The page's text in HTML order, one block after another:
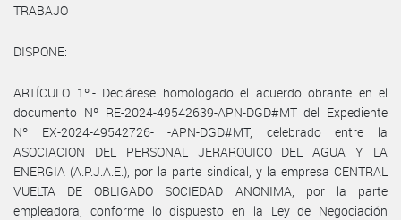
TRABAJO
DISPONE:
ARTÍCULO 1º.- Declárese homologado el acuerdo obrante en el
documento Nº RE-2024-49542639-APN-DGD#MT del Expediente
Nº EX-2024-49542726- -APN-DGD#MT, celebrado entre la
ASOCIACION DEL PERSONAL JERARQUICO DEL AGUA Y LA
ENERGIA (A.P.J.A.E.), por la parte sindical, y la empresa CENTRAL
VUELTA DE OBLIGADO SOCIEDAD ANONIMA, por la parte
empleadora, conforme lo dispuesto en la Ley de Negociación